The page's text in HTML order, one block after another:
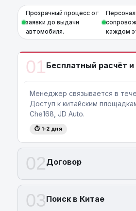
Прозрачный процесс от
заявки до выдачи
автомобиля.
каждом
01Бесплатный расчёт
Менеджер связывается в
Доступ к китайским
Che168, JD Auto.
⏱ 1-2 дня
02Договор
03Поиск в Китае